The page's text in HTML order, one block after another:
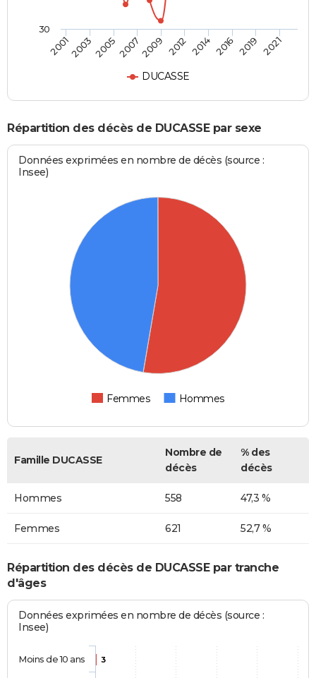
DUCASSE
20012003200520072009 2012 2014 2016 2019 2021
30
Répartition des décès de DUCASSE par sexe
Données exprimées en nombre de décès (source :
Insee)
Femmes Hommes
Famille DUCASSE
Nombre de
décès
% des
décès
Hommes 558 47,3 %
Femmes 621 52,7 %
Répartition des décès de DUCASSE par tranche
d'âges
Données exprimées en nombre de décès (source :
Insee)
3
Moins de 10 ans